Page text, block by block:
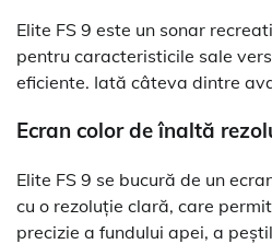
Elite FS 9 este un sonar
pentru caracteristicile sale
eficiente. Iată câteva dintre
Ecran color de înaltă
Elite FS 9 se bucură de un
cu o rezoluție clară, care
precizie a fundului apei, a